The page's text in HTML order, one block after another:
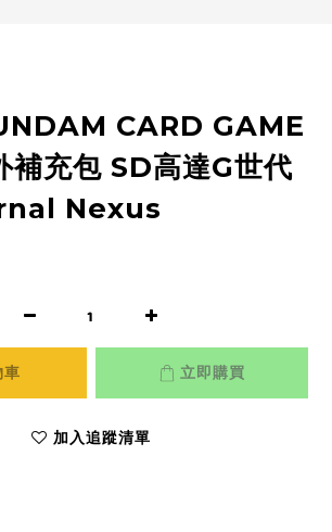
CARD GAME
補充包 SD高達G世代
Nexus
立即購買
加入追蹤清單